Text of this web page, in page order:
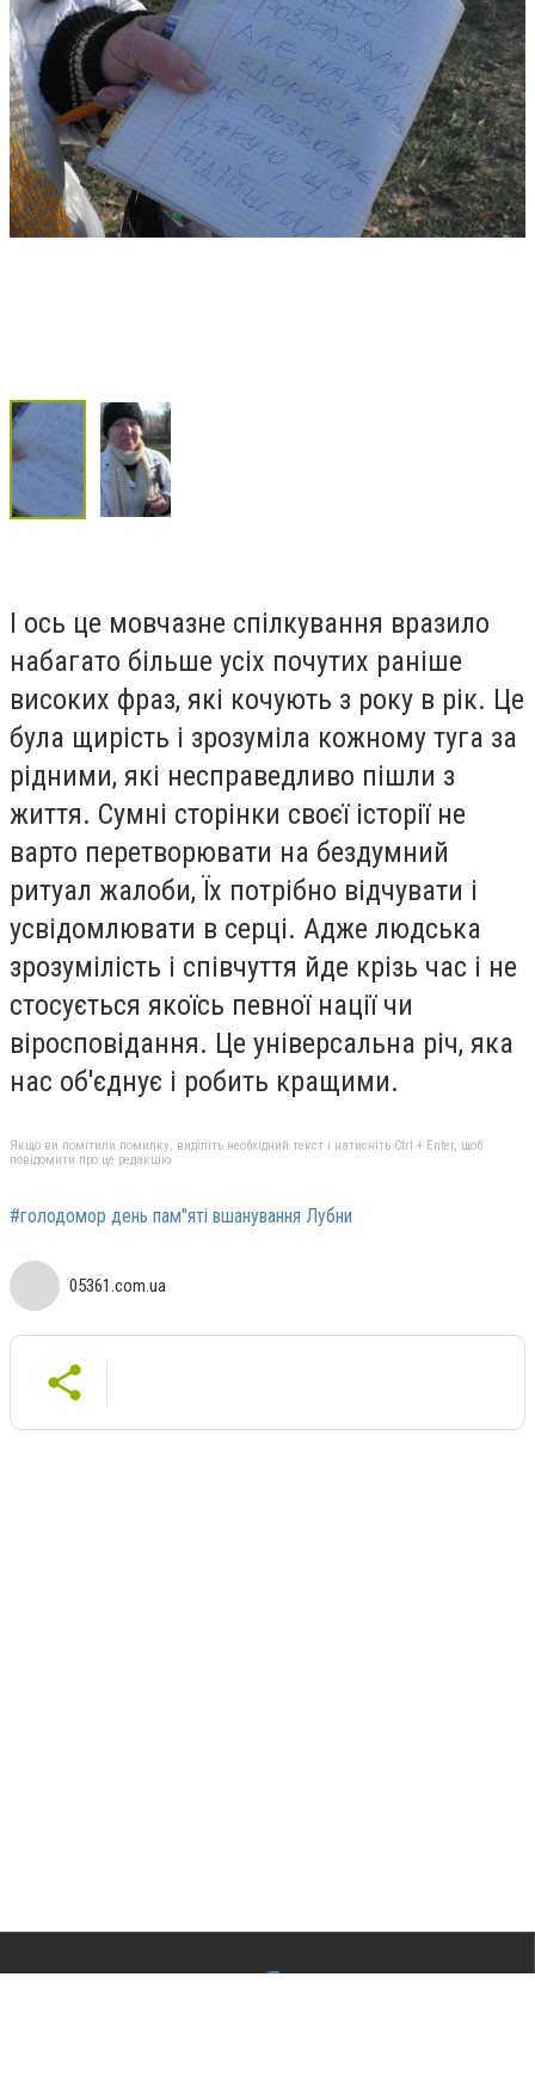
І ось це мовчазне спілкування вразило
набагато більше усіх почутих раніше
високих фраз, які кочують з року в рік. Це
була щирість і зрозуміла кожному туга за
рідними, які несправедливо пішли з
життя. Сумні сторінки своєї історії не
варто перетворювати на бездумний
ритуал жалоби, Їх потрібно відчувати і
усвідомлювати в серці. Адже людська
зрозумілість і співчуття йде крізь час і не
стосується якоїсь певної нації чи
віросповідання. Це універсальна річ, яка
нас об'єднує і робить кращими.
Якщо ви помітили помилку, виділіть необхідний текст і натисніть Ctrl + Enter, щоб
повідомити про це редакцію
#голодомор день пам"яті вшанування Лубни
05361.com.ua